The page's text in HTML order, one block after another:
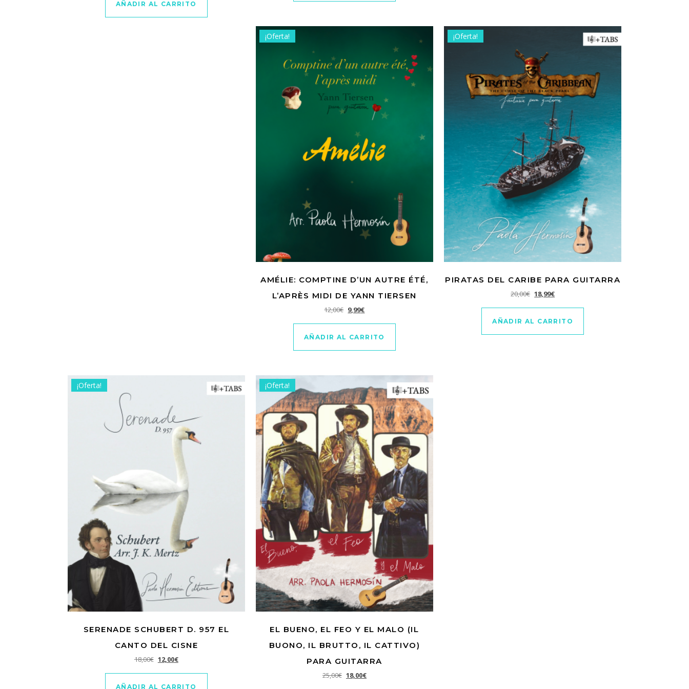
AÑADIR AL CARRITO
¡Oferta!
AMÉLIE: COMPTINE D’UN AUTRE ÉTÉ,
L’APRÈS MIDI DE YANN TIERSEN
12,00€ El precio original era: 12,00€.
9,99€El precio actual es: 9,99€.
AÑADIR AL CARRITO
¡Oferta!
PIRATAS DEL CARIBE PARA GUITARRA
20,00€ El precio original era: 20,00€.
18,99€El precio actual es: 18,99€.
AÑADIR AL CARRITO
¡Oferta!
SERENADE SCHUBERT D. 957 EL
CANTO DEL CISNE
18,00€ El precio original era: 18,00€.
12,00€El precio actual es: 12,00€.
AÑADIR AL CARRITO
¡Oferta!
EL BUENO, EL FEO Y EL MALO (IL
BUONO, IL BRUTTO, IL CATTIVO)
PARA GUITARRA
25,00€ El precio original era: 25,00€.
18,00€El precio actual es: 18,00€.